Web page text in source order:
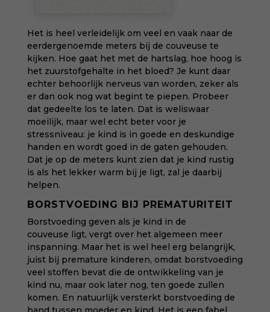
Het is heel verleidelijk om veel en vaak naar de
eerdergenoemde meters bij de couveuse te
kijken. Hoe gaat het met de hartslag, hoe hoog is
het zuurstofgehalte in het bloed? Je kunt daar
echter behoorlijk nerveus van worden, zeker als
er dan ook nog wat begint te piepen. Probeer
dat gedeelte los te laten. Dat is weliswaar
moeilijk, maar wel echt beter voor je
stressniveau: je kind is in goede en deskundige
handen en wordt goed in de gaten gehouden.
Dat je op de meters kunt zien dat je kind rustig
is als het lekker warm bij je ligt, zal je daarbij
helpen.
BORSTVOEDING BIJ PREMATURITEIT
Borstvoeding geven als je kind in de
couveuse ligt, vergt over het algemeen meer
inspanning. Maar het is wel heel erg belangrijk,
juist bij premature kinderen, omdat borstvoeding
veel stoffen bevat die de ontwikkeling van je
kind nu, maar ook later nog, ten goede zullen
komen. En natuurlijk versterkt borstvoeding de